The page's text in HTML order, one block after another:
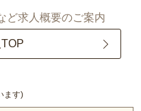
ど求人概要のご案内
ます)